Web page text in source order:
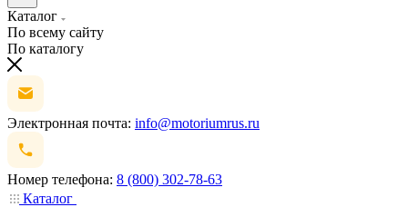
Каталог
По всему сайту
По каталогу
Электронная почта: info@motoriumrus.ru
Номер телефона: 8 (800) 302-78-63
Каталог